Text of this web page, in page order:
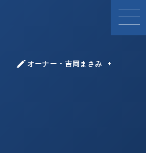
オーナー・吉岡まさみ
YOSHIOKA Masami